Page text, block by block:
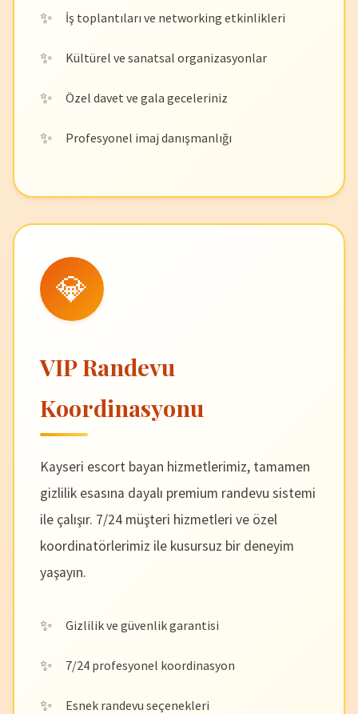
İş toplantıları ve networking etkinlikleri
Kültürel ve sanatsal organizasyonlar
Özel davet ve gala geceleriniz
Profesyonel imaj danışmanlığı
💎
VIP Randevu
Koordinasyonu
Kayseri escort bayan hizmetlerimiz, tamamen
gizlilik esasına dayalı premium randevu sistemi
ile çalışır. 7/24 müşteri hizmetleri ve özel
koordinatörlerimiz ile kusursuz bir deneyim
yaşayın.
Gizlilik ve güvenlik garantisi
7/24 profesyonel koordinasyon
Esnek randevu seçenekleri